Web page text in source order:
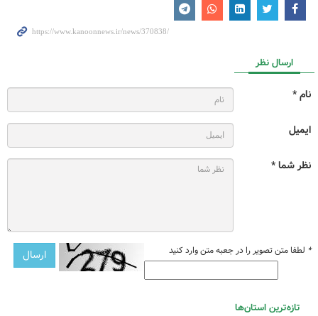
ارسال نظر
نام *
ایمیل
نظر شما *
* لطفا متن تصویر را در جعبه متن وارد کنید
تازه‌ترین استان‌ها